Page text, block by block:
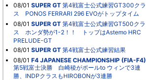
08/01 SUPER GT 第4戦富士公式練習GT300クラ
ス PONOS FERRARI 296 EVOがトップタイム
08/01 SUPER GT 第4戦富士公式練習GT500クラ
ス ホンダ勢が1-2！！ トップはAstemo HRC
PRELUDE-GT
08/01 SUPER GT 第4戦富士公式練習結果
08/01 F4 JAPANESE CHAMPIONSHIP (FIA-F4)
第5戦富士決勝 白崎稜がポールto ウィンで3連
勝、INDPクラスもHIROBONが3連勝